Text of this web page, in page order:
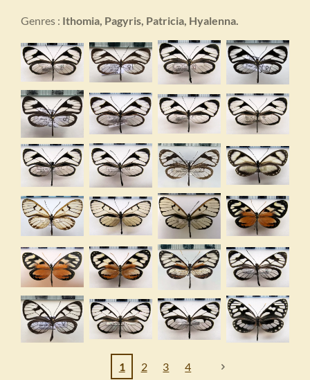
Genres : Ithomia, Pagyris, Patricia, Hyalenna.
1 2 3 4